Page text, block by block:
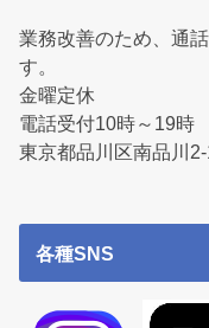
業務改善のため、通
す。
金曜定休
電話受付10時～19時
東京都品川区南品川
各種SNS